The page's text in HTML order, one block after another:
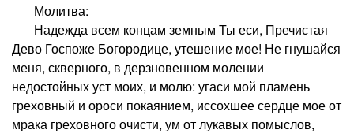
Молитва:
Надежда всем концам земным Ты еси, Пречистая
Дево Госпоже Богородице, утешение мое! Не гнушайся
меня, скверного, в дерзновенном молении
недостойных уст моих, и молю: угаси мой пламень
греховный и ороси покаянием, иссохшее сердце мое от
мрака греховного очисти, ум от лукавых помыслов,